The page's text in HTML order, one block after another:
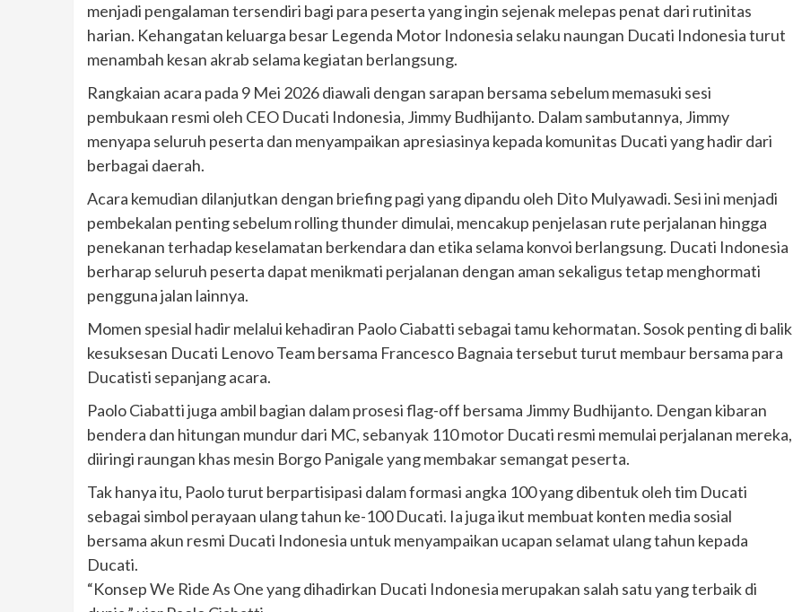
menjadi pengalaman tersendiri bagi para peserta yang ingin sejenak melepas penat dari rutinitas
harian. Kehangatan keluarga besar Legenda Motor Indonesia selaku naungan Ducati Indonesia turut
menambah kesan akrab selama kegiatan berlangsung.
Rangkaian acara pada 9 Mei 2026 diawali dengan sarapan bersama sebelum memasuki sesi
pembukaan resmi oleh CEO Ducati Indonesia, Jimmy Budhijanto. Dalam sambutannya, Jimmy
menyapa seluruh peserta dan menyampaikan apresiasinya kepada komunitas Ducati yang hadir dari
berbagai daerah.
Acara kemudian dilanjutkan dengan briefing pagi yang dipandu oleh Dito Mulyawadi. Sesi ini menjadi
pembekalan penting sebelum rolling thunder dimulai, mencakup penjelasan rute perjalanan hingga
penekanan terhadap keselamatan berkendara dan etika selama konvoi berlangsung. Ducati Indonesia
berharap seluruh peserta dapat menikmati perjalanan dengan aman sekaligus tetap menghormati
pengguna jalan lainnya.
Momen spesial hadir melalui kehadiran Paolo Ciabatti sebagai tamu kehormatan. Sosok penting di balik
kesuksesan Ducati Lenovo Team bersama Francesco Bagnaia tersebut turut membaur bersama para
Ducatisti sepanjang acara.
Paolo Ciabatti juga ambil bagian dalam prosesi flag-off bersama Jimmy Budhijanto. Dengan kibaran
bendera dan hitungan mundur dari MC, sebanyak 110 motor Ducati resmi memulai perjalanan mereka,
diiringi raungan khas mesin Borgo Panigale yang membakar semangat peserta.
Tak hanya itu, Paolo turut berpartisipasi dalam formasi angka 100 yang dibentuk oleh tim Ducati
sebagai simbol perayaan ulang tahun ke-100 Ducati. Ia juga ikut membuat konten media sosial
bersama akun resmi Ducati Indonesia untuk menyampaikan ucapan selamat ulang tahun kepada
Ducati.
“Konsep We Ride As One yang dihadirkan Ducati Indonesia merupakan salah satu yang terbaik di